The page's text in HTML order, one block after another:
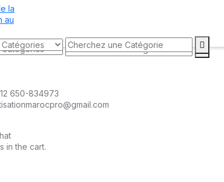
650-834973
in the cart.